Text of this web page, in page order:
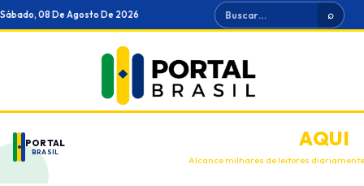
Ir
para
Sábado, 08 De Agosto De 2026 Buscar ⌕
PORTAL
BRASIL
ANUNCIEAQUI
Alcance milhares de leitores diariamente